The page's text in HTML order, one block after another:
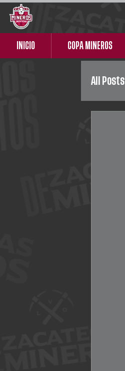
INICIO COPA MINEROS
All Posts